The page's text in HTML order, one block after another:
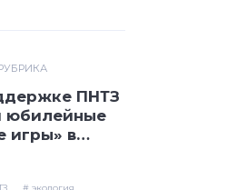
ПНТЗ
юбилейные
игры» в